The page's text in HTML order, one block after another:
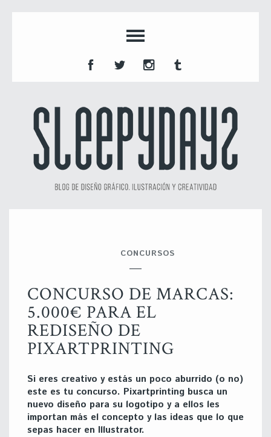
CONCURSOS
CONCURSO DE MARCAS:
5.000€ PARA EL
REDISEÑO DE
PIXARTPRINTING
Si eres creativo y estás un poco aburrido (o no)
este es tu concurso. Pixartprinting busca un
nuevo diseño para su logotipo y a ellos les
importan más el concepto y las ideas que lo que
sepas hacer en Illustrator.